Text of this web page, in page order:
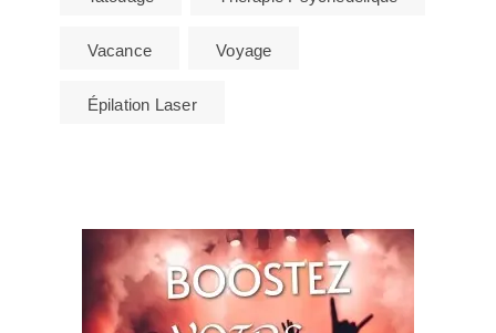
Vacance Voyage
Épilation Laser